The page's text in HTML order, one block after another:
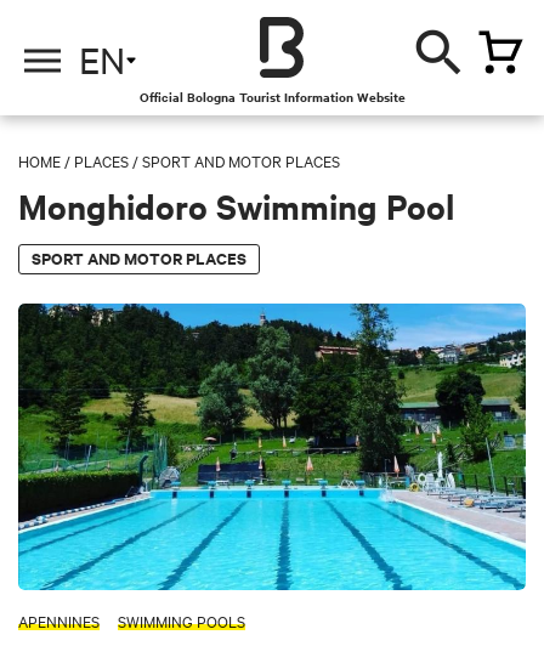
EN
Official Bologna Tourist Information Website
HOME / PLACES /SPORT AND MOTOR PLACES
Monghidoro Swimming Pool
SPORT AND MOTOR PLACES
APENNINES SWIMMING POOLS